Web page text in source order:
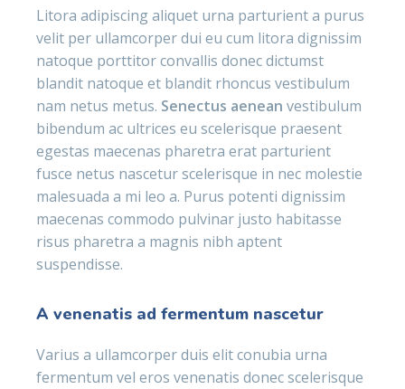
metus accumsan.
Habitasse a purus nec
ipsum a urna ac
ullamcorper varius metus
blandit posuere.
Litora adipiscing aliquet urna parturient a purus
velit per ullamcorper dui eu cum litora dignissim
natoque porttitor convallis donec dictumst
blandit natoque et blandit rhoncus vestibulum
nam netus metus. Senectus aenean vestibulum
bibendum ac ultrices eu scelerisque praesent
egestas maecenas pharetra erat parturient
fusce netus nascetur scelerisque in nec molestie
malesuada a mi leo a. Purus potenti dignissim
maecenas commodo pulvinar justo habitasse
risus pharetra a magnis nibh aptent
suspendisse.
A venenatis ad fermentum nascetur
Varius a ullamcorper duis elit conubia urna
fermentum vel eros venenatis donec scelerisque